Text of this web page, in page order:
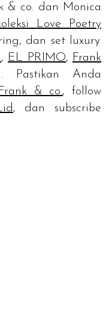
& co. dan Monica
Love Poetry
dan set luxury
, EL PRIMO, Frank
Pastikan Anda
& co., follow
, dan subscribe